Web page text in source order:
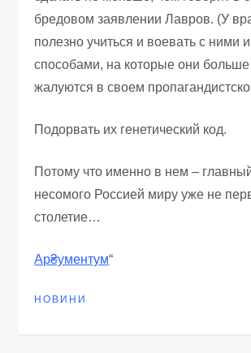
бредовом заявлении Лавров. (У
полезно учиться и воевать с ними
способами, на которые они больше
жалуются в своем
Подорвать их генетический код.
Потому что именно в нем –
несомого Россией миру уже не
столетие…
Ар₴ументум“
НОВИНИ